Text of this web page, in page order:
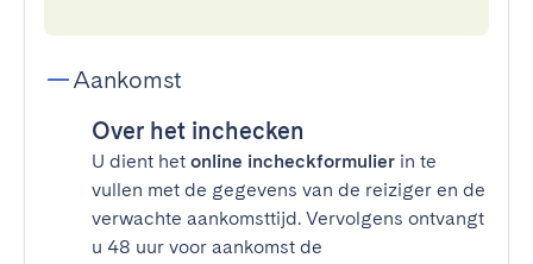
Aankomst
Over het inchecken
U dient het online incheckformulier in te
vullen met de gegevens van de reiziger en de
verwachte aankomsttijd. Vervolgens ontvangt
u 48 uur voor aankomst de